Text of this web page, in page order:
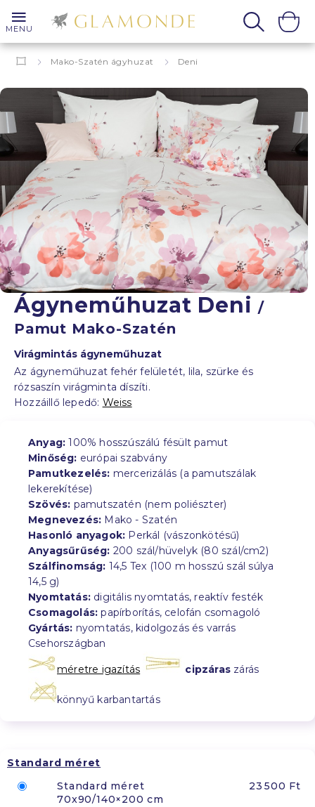
MENU
Mako-Szatén ágyhuzat Deni
Ágyneműhuzat Deni/
Pamut Mako-Szatén
Virágmintás ágyneműhuzat
Az ágyneműhuzat fehér felületét, lila, szürke és
rózsaszín virágminta díszíti.
Hozzáillő lepedő: Weiss
Anyag: 100% hosszúszálú fésült pamut
Minőség: európai szabvány
Pamutkezelés: mercerizálás (a pamutszálak
lekerekítése)
Szövés: pamutszatén (nem poliészter)
Megnevezés: Mako - Szatén
Hasonló anyagok: Perkál (vászonkötésű)
Anyagsűrűség: 200 szál/hüvelyk (80 szál/cm2)
Szálfinomság: 14,5 Tex (100 m hosszú szál súlya
14,5 g)
Nyomtatás: digitális nyomtatás, reaktív festék
Csomagolás: papírborítás, celofán csomagoló
Gyártás: nyomtatás, kidolgozás és varrás
Csehországban
méretre igazítás cipzáras zárás
könnyű karbantartás
Standard méret
Standard méret
70x90/140×200 cm
23 500 Ft